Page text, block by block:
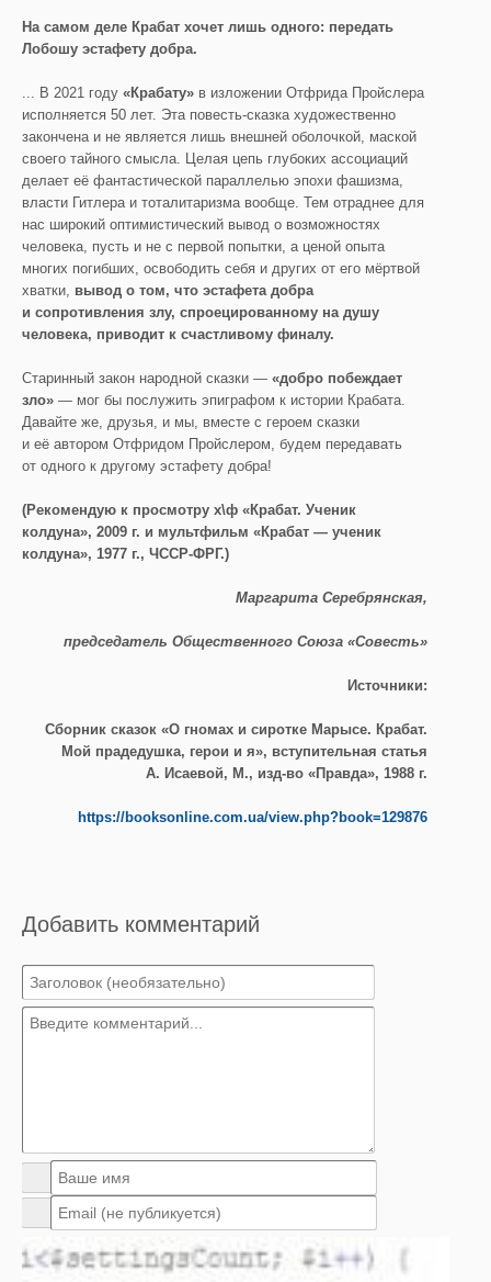
На самом деле Крабат хочет лишь одного: передать
Лобошу эстафету добра.
... В 2021 году «Крабату» в изложении Отфрида Пройслера
исполняется 50 лет. Эта повесть-сказка художественно
закончена и не является лишь внешней оболочкой, маской
своего тайного смысла. Целая цепь глубоких ассоциаций
делает её фантастической параллелью эпохи фашизма,
власти Гитлера и тоталитаризма вообще. Тем отраднее для
нас широкий оптимистический вывод о возможностях
человека, пусть и не с первой попытки, а ценой опыта
многих погибших, освободить себя и других от его мёртвой
хватки, вывод о том, что эстафета добра
и сопротивления злу, спроецированному на душу
человека, приводит к счастливому финалу.
Старинный закон народной сказки — «добро побеждает
зло» — мог бы послужить эпиграфом к истории Крабата.
Давайте же, друзья, и мы, вместе с героем сказки
и её автором Отфридом Пройслером, будем передавать
от одного к другому эстафету добра!
(Рекомендую к просмотру х\ф «Крабат. Ученик
колдуна», 2009 г. и мультфильм «Крабат — ученик
колдуна», 1977 г., ЧССР-ФРГ.)
Маргарита Серебрянская,
председатель Общественного Союза «Совесть»
Источники:
Сборник сказок «О гномах и сиротке Марысе. Крабат.
Мой прадедушка, герои и я», вступительная статья
А. Исаевой, М., изд-во «Правда», 1988 г.
https://booksonline.com.ua/view.php?book=129876
Добавить комментарий